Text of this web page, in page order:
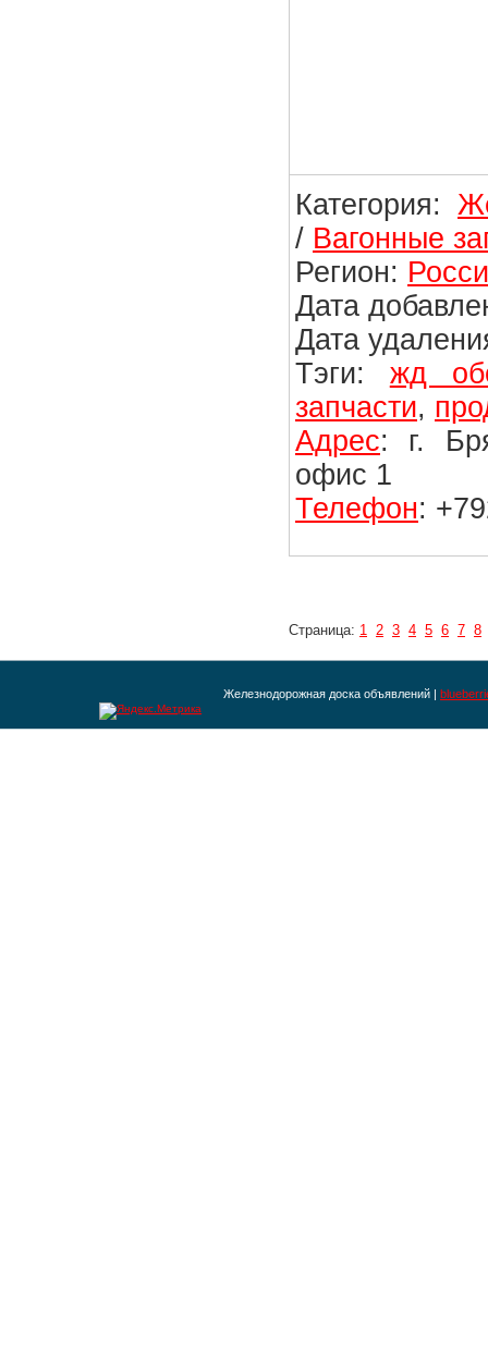
Категория:
/ Вагонные
Регион:
Дата
Дата
Тэги: жд
запчасти,
Адрес: г.
офис 1
Телефон:
Страница: 1 2 3 4 5 6 7 8
Железнодорожная доска объявлений |